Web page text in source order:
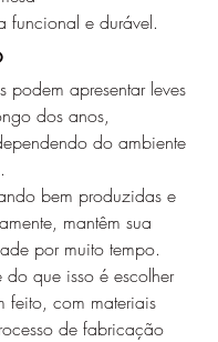
funcional e durável.
podem apresentar leves
dos anos,
do ambiente
bem produzidas e
mantêm sua
por muito tempo.
do que isso é escolher
feito, com materiais
de fabricação